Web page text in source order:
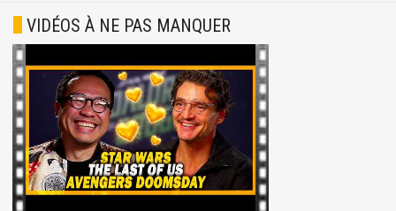
VIDÉOS À NE PAS MANQUER